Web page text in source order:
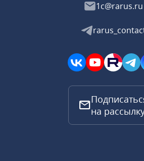
1c@rarus.ru
на